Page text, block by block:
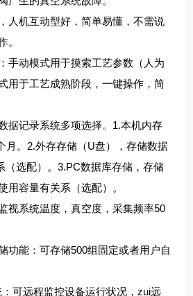
机互动型好，简单易懂，不需说
。
动模式用于摸索工艺参数（人为
用于工艺成熟阶段，一键操作，简
记录系统多项选择。1.本机内存
月。2.外存存储（U盘），存储数据
（选配）。3.PC数据库存储，存储
用容量有关系（选配）。
系统温度，真空度，采集频率50
能：可存储500组固定或者用户自
远程监控设备运行状况，zui远